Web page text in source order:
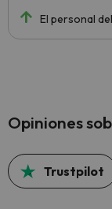
El personal
Opiniones
Trustpilot